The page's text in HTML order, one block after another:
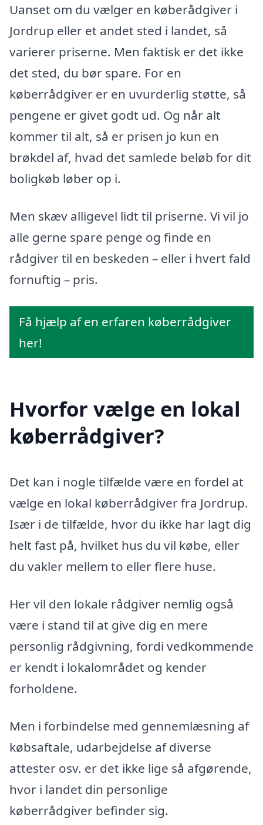
Uanset om du vælger en køberådgiver i
Jordrup eller et andet sted i landet, så
varierer priserne. Men faktisk er det ikke
det sted, du bør spare. For en
køberrådgiver er en uvurderlig støtte, så
pengene er givet godt ud. Og når alt
kommer til alt, så er prisen jo kun en
brøkdel af, hvad det samlede beløb for dit
boligkøb løber op i.
Men skæv alligevel lidt til priserne. Vi vil jo
alle gerne spare penge og finde en
rådgiver til en beskeden – eller i hvert fald
fornuftig – pris.
Få hjælp af en erfaren køberrådgiver
her!
Hvorfor vælge en lokal
køberrådgiver?
Det kan i nogle tilfælde være en fordel at
vælge en lokal køberrådgiver fra Jordrup.
Især i de tilfælde, hvor du ikke har lagt dig
helt fast på, hvilket hus du vil købe, eller
du vakler mellem to eller flere huse.
Her vil den lokale rådgiver nemlig også
være i stand til at give dig en mere
personlig rådgivning, fordi vedkommende
er kendt i lokalområdet og kender
forholdene.
Men i forbindelse med gennemlæsning af
købsaftale, udarbejdelse af diverse
attester osv. er det ikke lige så afgørende,
hvor i landet din personlige
køberrådgiver befinder sig.